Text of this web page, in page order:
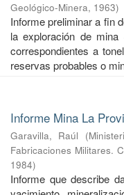
Geológico-Minera, 1963)
Informe preliminar a fin
la exploración de
correspondientes a
reservas probables o
Informe Mina La
Garavilla, Raúl (
Fabricaciones Militares.
1984)
Informe que describe